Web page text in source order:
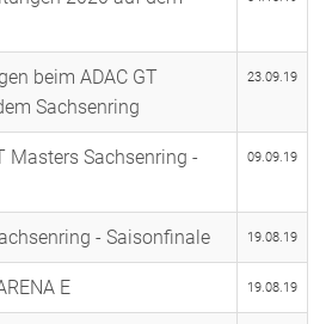
beim ADAC GT
Sachsenring
23.09.19
Masters Sachsenring -
09.09.19
- Saisonfinale 19.08.19
E 19.08.19